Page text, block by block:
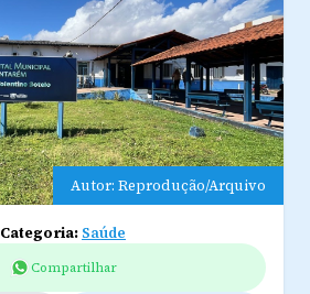
Autor: Reprodução/Arquivo
Categoria: Saúde
Compartilhar